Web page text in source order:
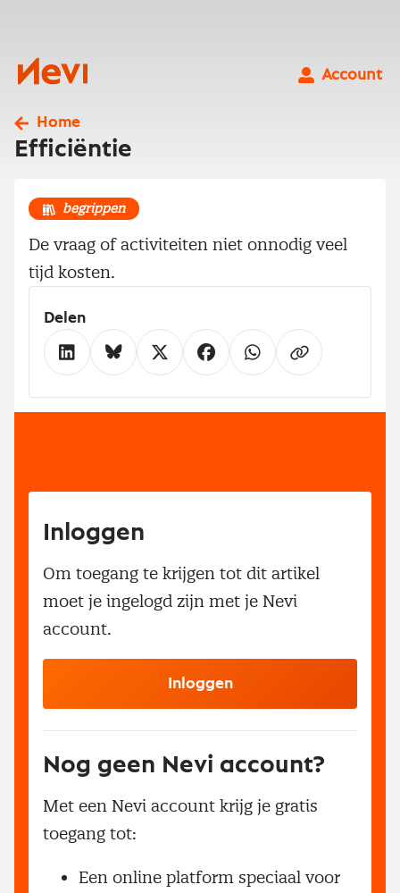
Nevi
Account
Home
Efficiëntie
begrippen
De vraag of activiteiten niet onnodig veel
tijd kosten.
Delen
Inloggen
Om toegang te krijgen tot dit artikel
moet je ingelogd zijn met je Nevi
account.
Inloggen
Nog geen Nevi account?
Met een Nevi account krijg je gratis
toegang tot:
Een online platform speciaal voor